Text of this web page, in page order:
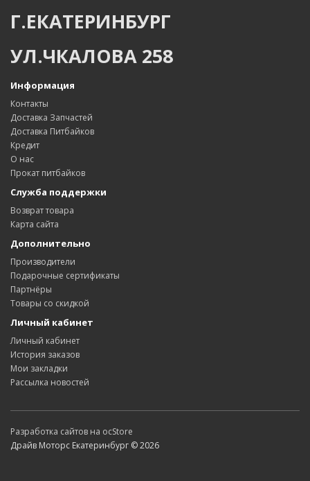
Г.ЕКАТЕРИНБУРГ
УЛ.ЧКАЛОВА 258
Информация
Контакты
Доставка Запчастей
Доставка Питбайков
Кредит
О нас
Прокат питбайков
Служба поддержки
Возврат товара
Карта сайта
Дополнительно
Производители
Подарочные сертификаты
Партнёры
Товары со скидкой
Личный кабинет
Личный кабинет
История заказов
Мои закладки
Рассылка новостей
Разработка сайтов на ocStore
Драйв Моторс Екатеринбург © 2026